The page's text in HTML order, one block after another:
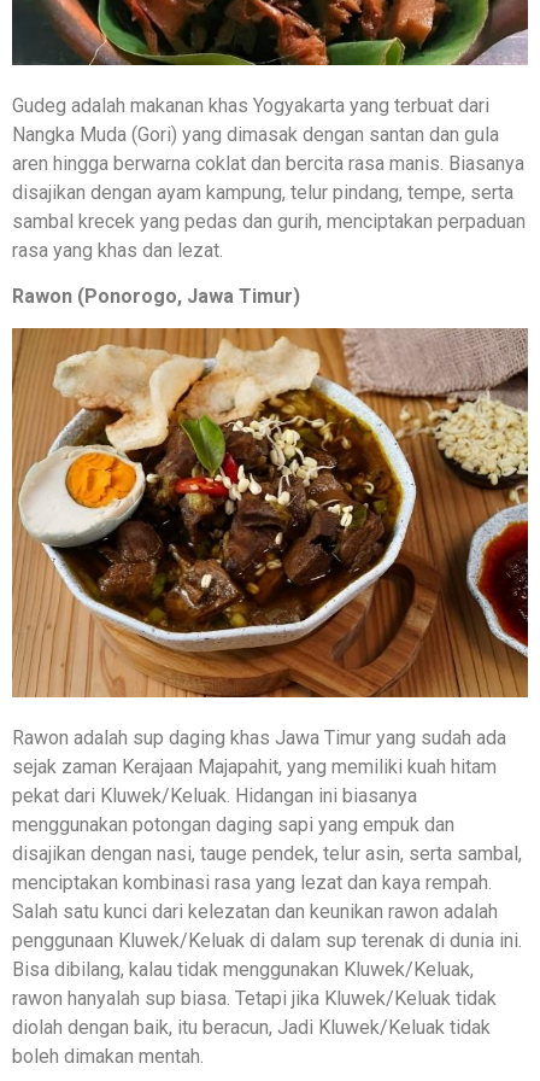
Gudeg adalah makanan khas Yogyakarta yang terbuat dari
Nangka Muda (Gori) yang dimasak dengan santan dan gula
aren hingga berwarna coklat dan bercita rasa manis. Biasanya
disajikan dengan ayam kampung, telur pindang, tempe, serta
sambal krecek yang pedas dan gurih, menciptakan perpaduan
rasa yang khas dan lezat.
Rawon (Ponorogo, Jawa Timur)
Rawon adalah sup daging khas Jawa Timur yang sudah ada
sejak zaman Kerajaan Majapahit, yang memiliki kuah hitam
pekat dari Kluwek/Keluak. Hidangan ini biasanya
menggunakan potongan daging sapi yang empuk dan
disajikan dengan nasi, tauge pendek, telur asin, serta sambal,
menciptakan kombinasi rasa yang lezat dan kaya rempah.
Salah satu kunci dari kelezatan dan keunikan rawon adalah
penggunaan Kluwek/Keluak di dalam sup terenak di dunia ini.
Bisa dibilang, kalau tidak menggunakan Kluwek/Keluak,
rawon hanyalah sup biasa. Tetapi jika Kluwek/Keluak tidak
diolah dengan baik, itu beracun, Jadi Kluwek/Keluak tidak
boleh dimakan mentah.